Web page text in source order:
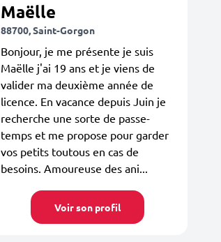
Maëlle
88700, Saint-Gorgon
Bonjour, je me présente je suis
Maëlle j'ai 19 ans et je viens de
valider ma deuxième année de
licence. En vacance depuis Juin je
recherche une sorte de passe-
temps et me propose pour garder
vos petits toutous en cas de
besoins. Amoureuse des ani...
Voir son profil